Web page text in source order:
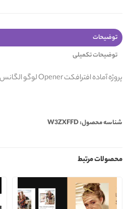
توضیحات
توضیحات تکمیلی
پروژه آماده افترافکت Opener لوگو الگانس
شناسه محصول: W3ZXFFD
محصولات مرتبط